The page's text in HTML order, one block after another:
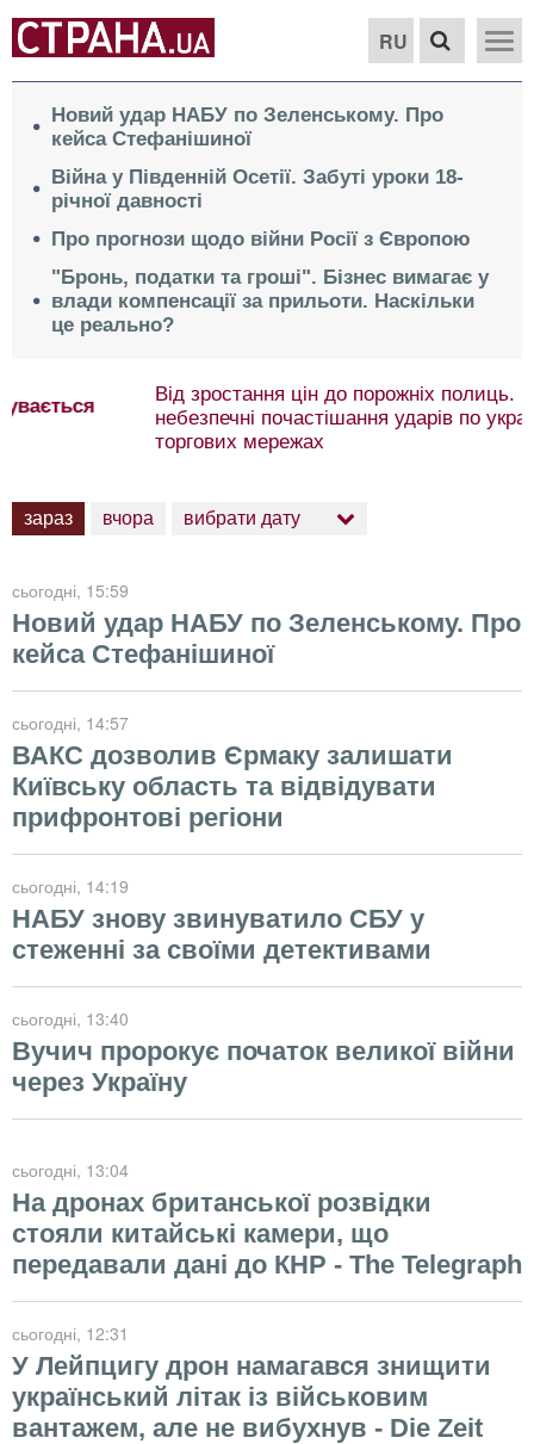
RU
Новий удар НАБУ по Зеленському. Про
кейса Стефанішиної
Війна у Південній Осетії. Забуті уроки 18-
річної давності
Про прогнози щодо війни Росії з Європою
"Бронь, податки та гроші". Бізнес вимагає у
влади компенсації за прильоти. Наскільки
це реально?
Від зростання цін до порожніх полиць. Чим
небезпечні почастішання ударів по українських
торгових мережах
зараз вчора вибрати дату
сьогодні, 15:59
Новий удар НАБУ по Зеленському. Про
кейса Стефанішиної
сьогодні, 14:57
ВАКС дозволив Єрмаку залишати
Київську область та відвідувати
прифронтові регіони
сьогодні, 14:19
НАБУ знову звинуватило СБУ у
стеженні за своїми детективами
сьогодні, 13:40
Вучич пророкує початок великої війни
через Україну
сьогодні, 13:04
На дронах британської розвідки
стояли китайські камери, що
передавали дані до КНР - The Telegraph
сьогодні, 12:31
У Лейпцигу дрон намагався знищити
український літак із військовим
вантажем, але не вибухнув - Die Zeit